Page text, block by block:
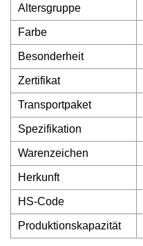
Altersgruppe
Farbe
Besonderheit
Zertifikat
Transportpaket
Spezifikation
Warenzeichen
Herkunft
HS-Code
Produktionskapazität